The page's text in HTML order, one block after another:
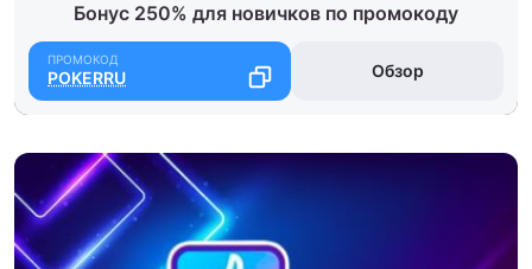
Бонус 250% для новичков по промокоду
POKERRU Обзор